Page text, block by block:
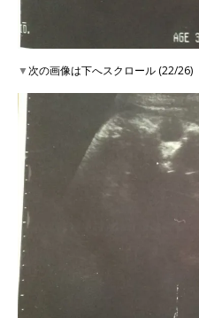
▼次の画像は下へスクロール (22/26)